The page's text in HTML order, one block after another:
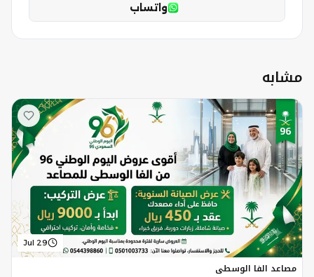
واتساب
مشابه
Jul 29
مصاعد الفا الوسطي